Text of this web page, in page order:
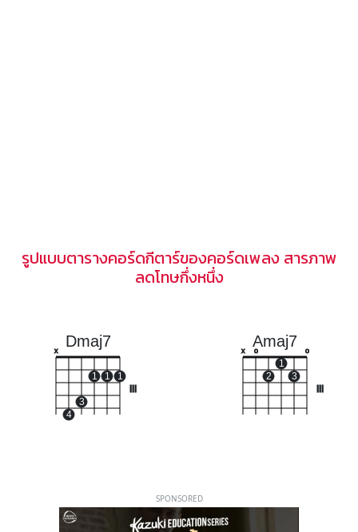
รูปแบบตารางคอร์ดกีตาร์ของคอร์ดเพลง สารภาพ
ลดโทษกึ่งหนึ่ง
Dmaj7
x
4
3
1 1 1
Amaj7
x o
2
1
3
o
SPONSORED